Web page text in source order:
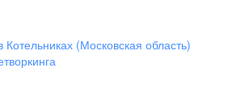
(Московская область)